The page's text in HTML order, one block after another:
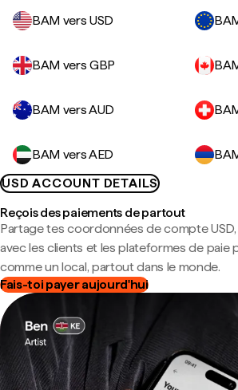
BAM vers USD
BAM vers GBP
BAM vers AUD
BAM vers AED
USD ACCOUNT DETAILS
Reçois des paiements de partout
Partage tes coordonnées de compte USD,
avec les clients et les plateformes de paie
comme un local, partout dans le monde.
Fais-toi payer aujourd'hui